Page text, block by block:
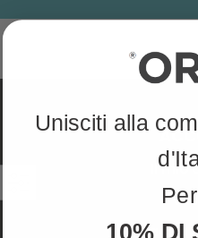
Il mio
Traccia
Unisciti alla
10% DI